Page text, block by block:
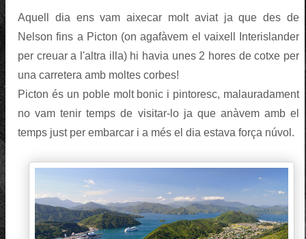
Aquell dia ens vam aixecar molt aviat ja que des de
Nelson fins a Picton (on agafàvem el vaixell Interislander
per creuar a l'altra illa) hi havia unes 2 hores de cotxe per
una carretera amb moltes corbes!
Picton és un poble molt bonic i pintoresc, malauradament
no vam tenir temps de visitar-lo ja que anàvem amb el
temps just per embarcar i a més el dia estava força núvol.